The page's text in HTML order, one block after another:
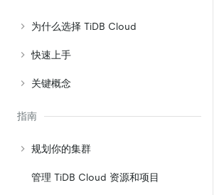
为什么选择 TiDB Cloud
快速上手
关键概念
指南
规划你的集群
管理 TiDB Cloud 资源和项目